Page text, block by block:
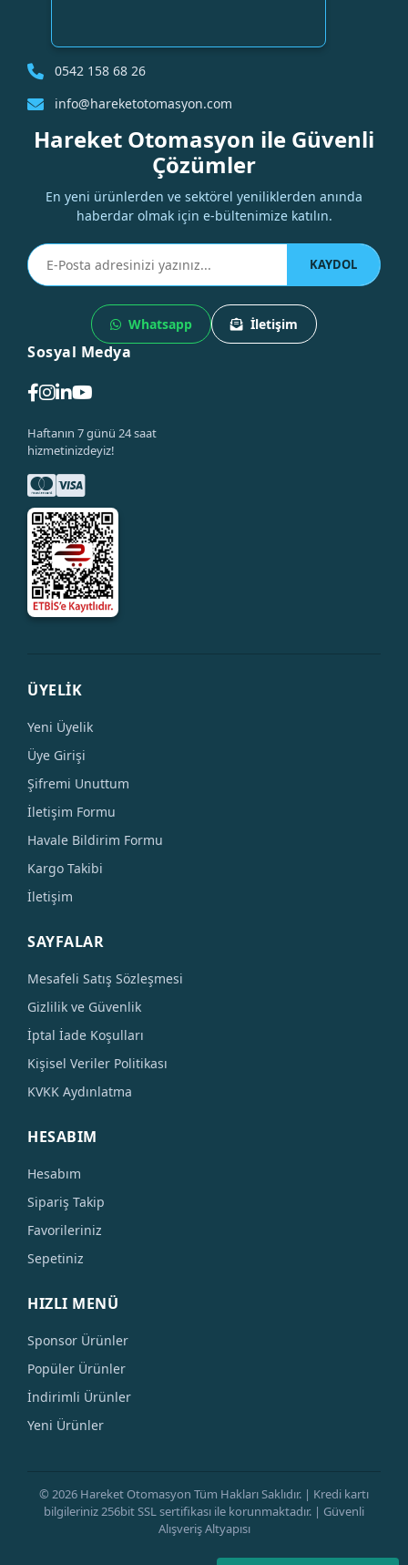
0542 158 68 26
info@hareketotomasyon.com
Hareket Otomasyon ile Güvenli
Çözümler
En yeni ürünlerden ve sektörel yeniliklerden anında
haberdar olmak için e-bültenimize katılın.
KAYDOL
Whatsapp İletişim
Sosyal Medya
Haftanın 7 günü 24 saat
hizmetinizdeyiz!
ÜYELİK
Yeni Üyelik
Üye Girişi
Şifremi Unuttum
İletişim Formu
Havale Bildirim Formu
Kargo Takibi
İletişim
SAYFALAR
Mesafeli Satış Sözleşmesi
Gizlilik ve Güvenlik
İptal İade Koşulları
Kişisel Veriler Politikası
KVKK Aydınlatma
HESABIM
Hesabım
Sipariş Takip
Favorileriniz
Sepetiniz
HIZLI MENÜ
Sponsor Ürünler
Popüler Ürünler
İndirimli Ürünler
Yeni Ürünler
© 2026 Hareket Otomasyon Tüm Hakları Saklıdır. | Kredi kartı
bilgileriniz 256bit SSL sertifikası ile korunmaktadır. | Güvenli
Alışveriş Altyapısı